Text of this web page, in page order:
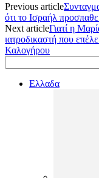
Previous article
ότι το Ισραήλ
Next articleΓιατί η
ιατροδικαστή που
Καλογήρου
Ελλαδα